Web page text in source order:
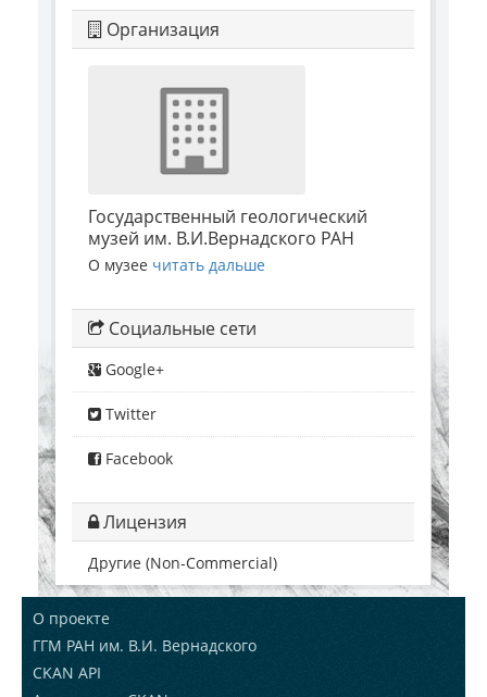
Организация
Государственный геологический
музей им. В.И.Вернадского РАН
О музее читать дальше
Социальные сети
Google+
Twitter
Facebook
Лицензия
Другие (Non-Commercial)
О проекте
ГГМ РАН им. В.И. Вернадского
CKAN API